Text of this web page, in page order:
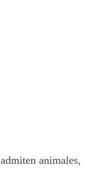
animales,